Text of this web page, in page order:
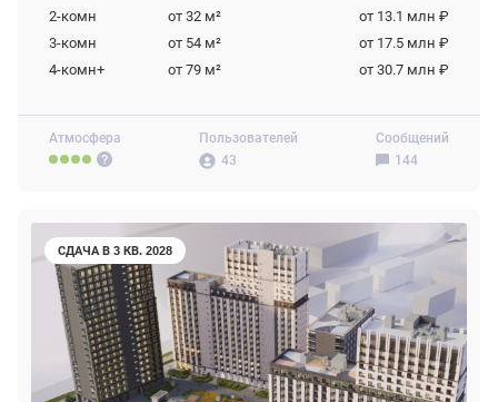
Атмосфера
Пользователей
43
Сообщений
144
2-комн
от 32 м²
от 13.1 млн ₽
3-комн
от 54 м²
от 17.5 млн ₽
4-комн+
от 79 м² от 30.7 млн ₽
СДАЧА В 3 КВ. 2028